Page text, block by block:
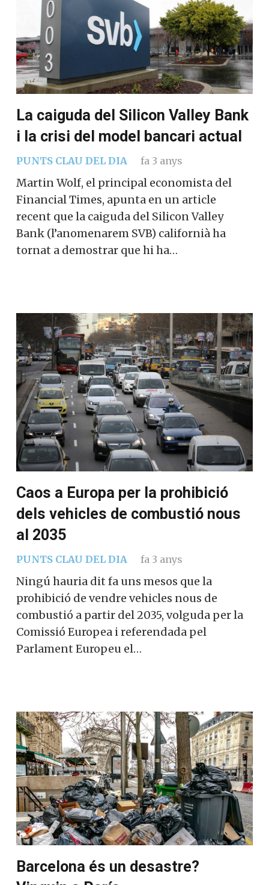
La caiguda del Silicon Valley Bank
i la crisi del model bancari actual
PUNTS CLAU DEL DIA fa 3 anys
Martin Wolf, el principal economista del
Financial Times, apunta en un article
recent que la caiguda del Silicon Valley
Bank (l’anomenarem SVB) californià ha
tornat a demostrar que hi ha…
Caos a Europa per la prohibició
dels vehicles de combustió nous
al 2035
PUNTS CLAU DEL DIA fa 3 anys
Ningú hauria dit fa uns mesos que la
prohibició de vendre vehicles nous de
combustió a partir del 2035, volguda per la
Comissió Europea i referendada pel
Parlament Europeu el…
Barcelona és un desastre?